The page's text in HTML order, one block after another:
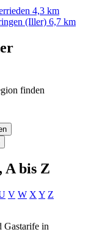
4,3 km
(Iller) 6,7 km
finden
A bis Z
V W X Y Z
Gastarife in